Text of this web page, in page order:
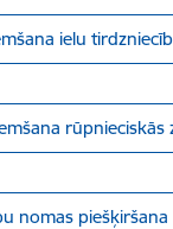
ielu
nomas piešķiršana